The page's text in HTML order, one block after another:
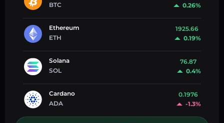
BTC
0.26%
Ethereum
ETH
1925.66
0.19%
Solana
SOL
76.87
0.4%
Cardano
ADA
0.1976
-1.3%